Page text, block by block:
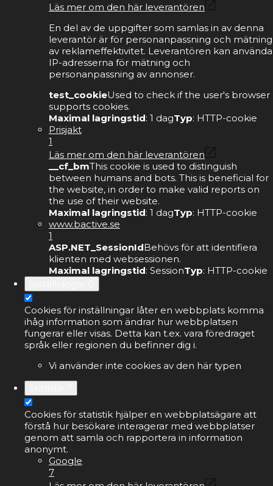
Läs mer om den här leverantören
En del av de uppgifter som samlas in av denna
leverantör är för personanpassning och mätning
av reklameffektivitet. Leverantören kan använda
IP-adresserna för mätning och
personanpassning av annonser.
test_cookieUsed to check if the user's browser
supports cookies.
Maximal lagringstid: 1 dagTyp: HTTP-cookie
Prisjakt
1
Läs mer om den här leverantören
__cf_bmThis cookie is used to distinguish
between humans and bots. This is beneficial for
the website, in order to make valid reports on
the use of their website.
Maximal lagringstid: 1 dagTyp: HTTP-cookie
www.bactive.se
1
ASP.NET_SessionIdBehövs för att identifiera
klienten med websessionen.
Maximal lagringstid: SessionTyp: HTTP-cookie
Cookies för inställningar låter en webbplats komma
ihåg information som ändrar hur webbplatsen
fungerar eller visas. Detta kan t.ex. vara föredraget
språk eller regionen du befinner dig i.
Vi använder inte cookies av den här typen
Cookies för statistik hjälper en webbplatsägare att
förstå hur besökare interagerar med webbplatser
genom att samla och rapportera in information
anonymt.
Google
7